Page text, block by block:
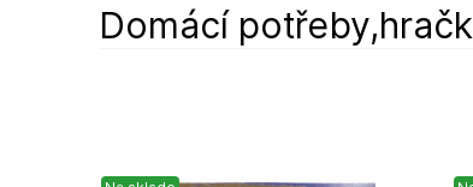
Domácí